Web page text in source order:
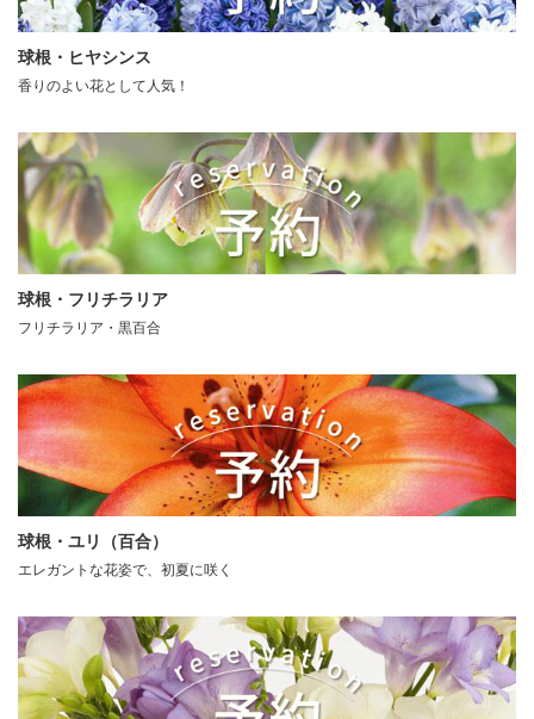
球根・ヒヤシンス
香りのよい花として人気！
球根・フリチラリア
フリチラリア・黒百合
球根・ユリ（百合）
エレガントな花姿で、初夏に咲く